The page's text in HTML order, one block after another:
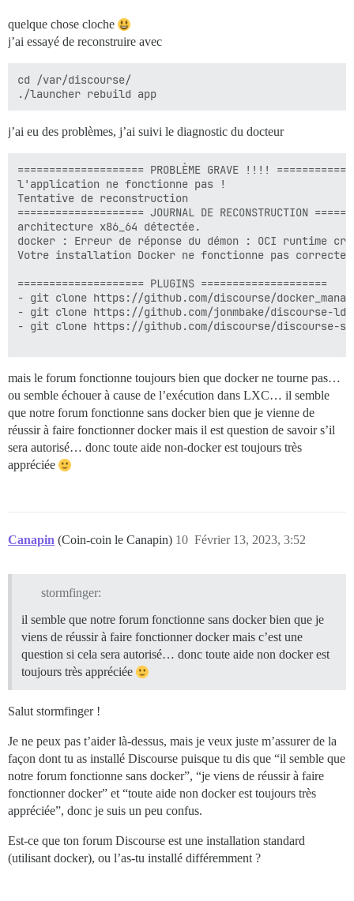
quelque chose cloche
j’ai essayé de reconstruire avec
cd /var/discourse/
j’ai eu des problèmes, j’ai suivi le diagnostic du docteur
==================== PROBLÈME GRAVE !!!!
l'application ne fonctionne pas !
Tentative de reconstruction
==================== JOURNAL DE RECONSTRUCTION
architecture x86_64 détectée.
docker : Erreur de réponse du démon : OCI runtime
Votre installation Docker ne fonctionne pas
==================== PLUGINS ====================
- git clone https://github.com/discourse/
- git clone https://github.com/jonmbake/discourse-
- git clone https://github.com/discourse/discourse-
mais le forum fonctionne toujours bien que docker ne tourne pas…
ou semble échouer à cause de l’exécution dans LXC… il semble
que notre forum fonctionne sans docker bien que je vienne de
réussir à faire fonctionner docker mais il est question de savoir s’il
sera autorisé… donc toute aide non-docker est toujours très
appréciée
Canapin (Coin-coin le Canapin) Février 13, 2023, 3:52
10
stormfinger:
il semble que notre forum fonctionne sans docker bien que je
viens de réussir à faire fonctionner docker mais c’est une
question si cela sera autorisé… donc toute aide non docker est
toujours très appréciée
Salut stormfinger !
Je ne peux pas t’aider là-dessus, mais je veux juste m’assurer de la
façon dont tu as installé Discourse puisque tu dis que “il semble que
notre forum fonctionne sans docker”, “je viens de réussir à faire
fonctionner docker” et “toute aide non docker est toujours très
appréciée”, donc je suis un peu confus.
Est-ce que ton forum Discourse est une installation standard
(utilisant docker), ou l’as-tu installé différemment ?